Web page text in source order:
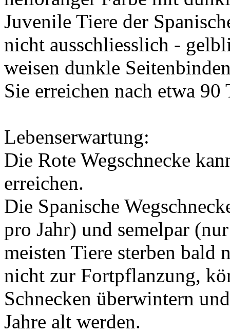
Juvenile Tiere der
nicht ausschliesslich -
weisen dunkle
Sie erreichen nach etwa
Lebenserwartung:
Die Rote Wegschnecke
erreichen.
Die Spanische
pro Jahr) und semelpar
meisten Tiere sterben bald
nicht zur Fortpflanzung,
Schnecken überwintern
Jahre alt werden.